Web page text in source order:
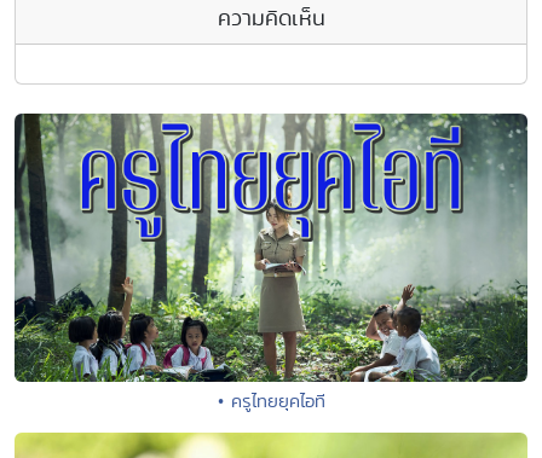
ความคิดเห็น
• ครูไทยยุคไอที